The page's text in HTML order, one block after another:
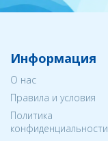
Информация
О нас
Правила и условия
Политика
конфиденциальности